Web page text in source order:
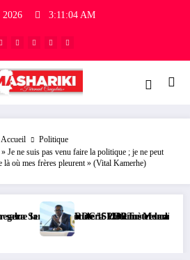
2026 3:11:05 AM
Accueil
Politique
ne suis pas venu faire la politique ; je ne peut
là où mes frères pleurent » (Vital Kamerhe)
carrés des pavés
et leur transfert à l’AFC/M23
: Mondial 2026 : la FECOFA prévoit une